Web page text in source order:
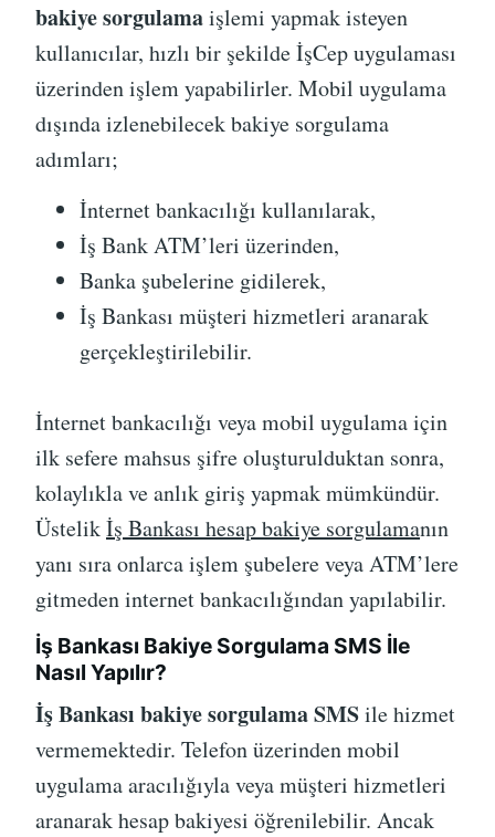
bakiye sorgulamaişlemi yapmak isteyen
kullanıcılar, hızlı bir şekilde İşCep uygulaması
üzerinden işlem yapabilirler. Mobil uygulama
dışında izlenebilecek bakiye sorgulama
adımları;
İnternet bankacılığı kullanılarak,
İş Bank ATM’leri üzerinden,
Banka şubelerine gidilerek,
İş Bankası müşteri hizmetleri aranarak
gerçekleştirilebilir.
İnternet bankacılığı veya mobil uygulama için
ilk sefere mahsus şifre oluşturulduktan sonra,
kolaylıkla ve anlık giriş yapmak mümkündür.
Üstelikİş Bankası hesap bakiye sorgulamanın
yanı sıra onlarca işlem şubelere veya ATM’lere
gitmeden internet bankacılığından yapılabilir.
İş Bankası Bakiye Sorgulama SMS İle
Nasıl Yapılır?
İş Bankası bakiye sorgulama SMSile hizmet
vermemektedir. Telefon üzerinden mobil
uygulama aracılığıyla veya müşteri hizmetleri
aranarak hesap bakiyesi öğrenilebilir. Ancak